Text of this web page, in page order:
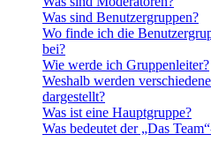
Was sind Benutzergruppen?
Wo finde ich die
bei?
Wie werde ich Gruppenleiter?
Weshalb werden
dargestellt?
Was ist eine Hauptgruppe?
Was bedeutet der „Das